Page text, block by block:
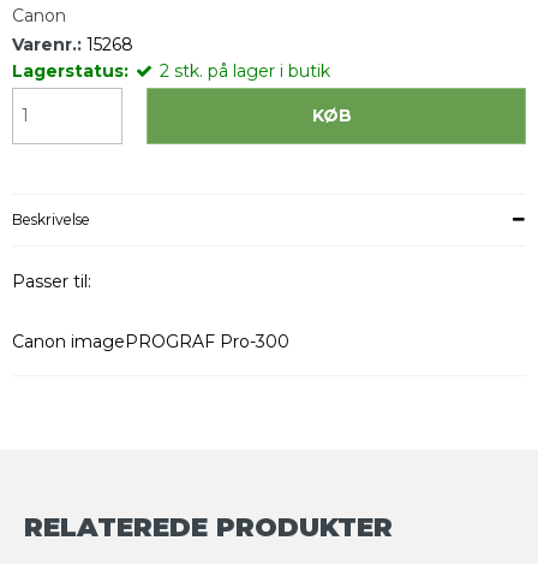
Canon
Varenr.: 15268
Lagerstatus:
2 stk. på lager i butik
KØB
Beskrivelse
Passer til:
Canon imagePROGRAF Pro-300
RELATEREDE PRODUKTER